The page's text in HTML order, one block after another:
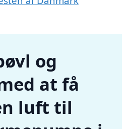
og
at få
luft til